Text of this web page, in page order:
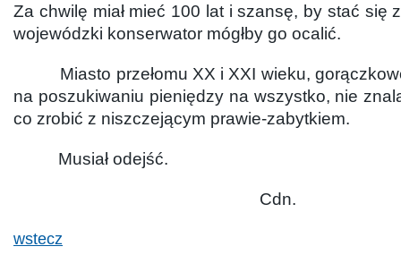
Za chwilę miał mieć 100 lat i szansę, by stać się
wojewódzki konserwator mógłby go ocalić.
Miasto przełomu XX i XXI wieku,
na poszukiwaniu pieniędzy na wszystko, nie
co zrobić z niszczejącym prawie-zabytkiem.
Musiał odejść.
Cdn.
wstecz